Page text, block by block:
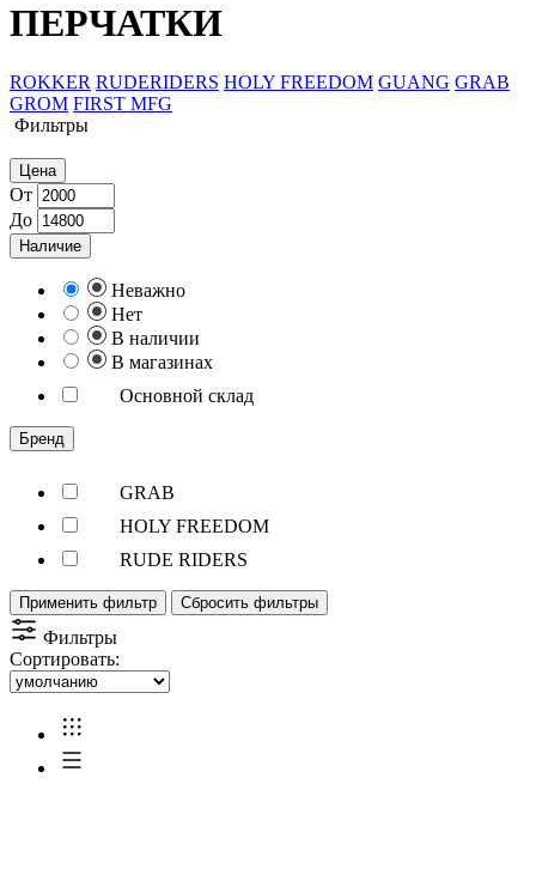
ПЕРЧАТКИ
ROKKER RUDERIDERS HOLY FREEDOM GUANG GRAB
GROM FIRST MFG
Фильтры
Цена
От
До
Наличие
Неважно
Нет
В наличии
В магазинах
Основной склад
Бренд
GRAB
HOLY FREEDOM
RUDE RIDERS
Применить фильтр Сбросить фильтры
Фильтры
Сортировать: